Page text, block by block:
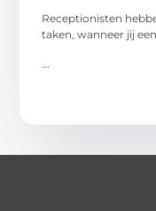
Receptionisten
taken, wanneer jij